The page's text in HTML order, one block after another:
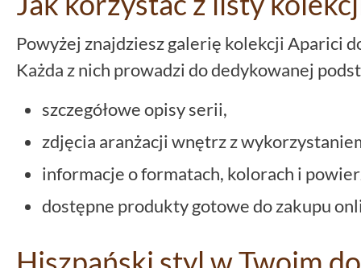
Powyżej znajdziesz galerię kolekcji Aparici
Każda z nich prowadzi do dedykowanej
szczegółowe opisy serii,
zdjęcia aranżacji wnętrz z
informacje o formatach, kolorach i
dostępne produkty gotowe do zakupu